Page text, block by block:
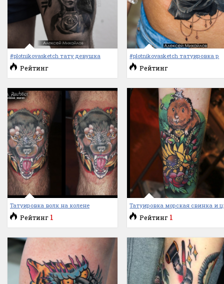
#plotnikovasketch тату девушка
Рейтинг
#plotnikovasketch татуировка р
Рейтинг
Татуировка волк на колене
Рейтинг 1
Татуировка морская свинка и
Рейтинг 1